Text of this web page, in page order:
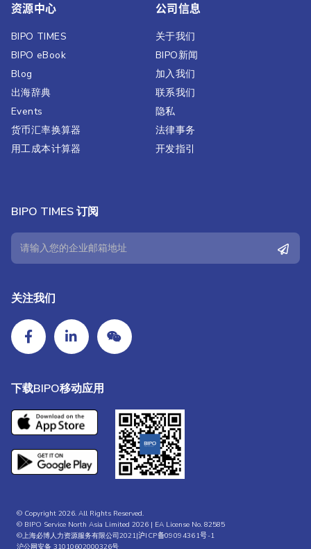
资源中心
BIPO TIMES
BIPO eBook
Blog
出海辞典
Events
货币汇率换算器
用工成本计算器
公司信息
关于我们
BIPO新闻​
加入我们
联系我们
隐私
法律事务
开发指引
BIPO TIMES 订阅
关注我们
下载BIPO移动应用
© Copyright 2026. All Rights Reserved.
© BIPO Service North Asia Limited 2026 | EA License No. 82585
©上海必博人力资源服务有限公司2021|沪ICP备09094361号-1
沪公网安备 31010602000326号